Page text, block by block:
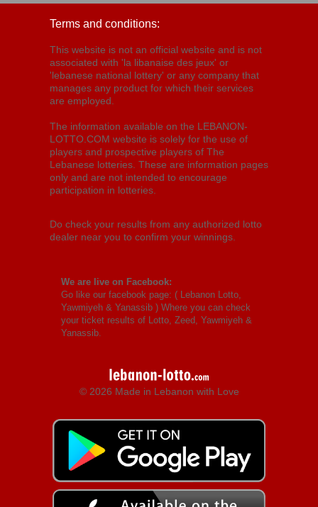
Terms and conditions:
This website is not an official website and is not
associated with 'la libanaise des jeux' or
'lebanese national lottery' or any company that
manages any product for which their services
are employed.
The information available on the LEBANON-
LOTTO.COM website is solely for the use of
players and prospective players of The
Lebanese lotteries. These are information pages
only and are not intended to encourage
participation in lotteries.
Do check your results from any authorized lotto
dealer near you to confirm your winnings.
We are live on Facebook:
Go like our facebook page: ( Lebanon Lotto,
Yawmiyeh & Yanassib ) Where you can check
your ticket results of Lotto, Zeed, Yawmiyeh &
Yanassib.
© 2026 Made in Lebanon with Love